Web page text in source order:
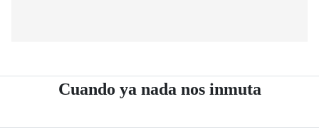
Cuando ya nada nos inmuta-